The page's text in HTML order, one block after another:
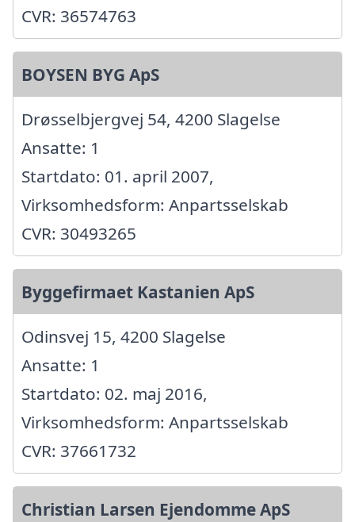
CVR: 36574763
BOYSEN BYG ApS
Drøsselbjergvej 54, 4200 Slagelse
Ansatte: 1
Startdato: 01. april 2007,
Virksomhedsform: Anpartsselskab
CVR: 30493265
Byggefirmaet Kastanien ApS
Odinsvej 15, 4200 Slagelse
Ansatte: 1
Startdato: 02. maj 2016,
Virksomhedsform: Anpartsselskab
CVR: 37661732
Christian Larsen Ejendomme ApS